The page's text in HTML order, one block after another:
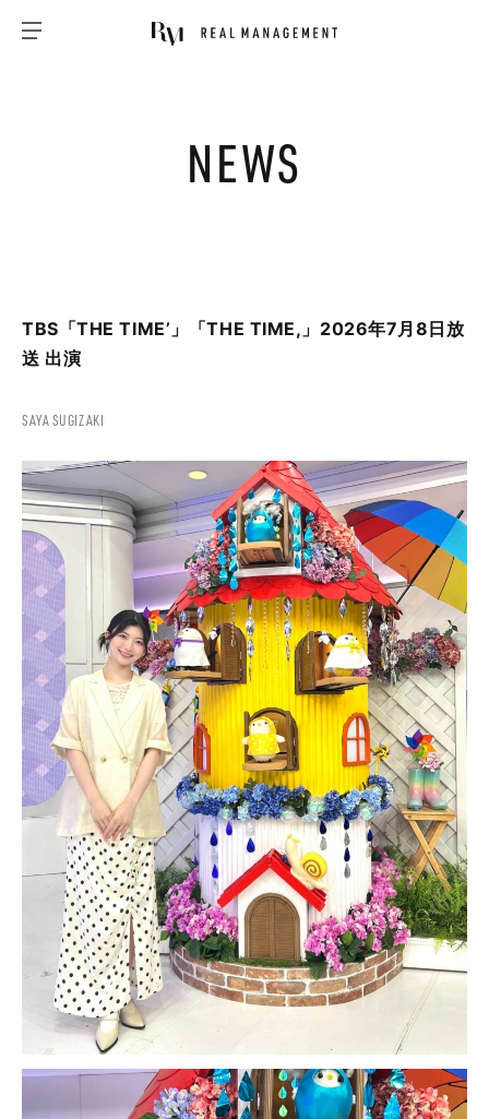
NEWS
TBS「THE TIME’」「THE TIME,」2026年7月8日放
送 出演
SAYA SUGIZAKI